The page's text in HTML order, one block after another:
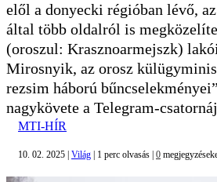
elől a donyecki régióban lévő,
által több oldalról is
(oroszul: Krasznoarmejszk)
Mirosnyik, az orosz
rezsim háború
nagykövete a Telegram-
MTI-HÍR
10. 02. 2025 Világ 1 perc olvasás 0